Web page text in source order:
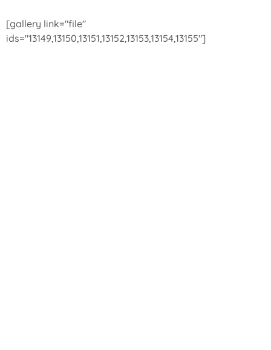
[gallery link="file"
ids="13149,13150,13151,13152,13153,13154,13155"]